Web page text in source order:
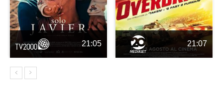
21:05 21:07